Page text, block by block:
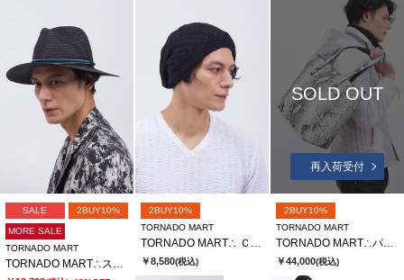
SALE 2BUY10%
MORE SALE
TORNADO MART
TORNADO MART∴ストーンアクセントブレードハット
2BUY10%
TORNADO MART
TORNADO MART∴ ＣＯＯＬＭＡＸニットキャップ
￥8,580(税込)
SOLD OUT
再入荷受付
2BUY10%
TORNADO MART
TORNADO MART∴パイソンプリントレザートートバッグ
￥44,000(税込)